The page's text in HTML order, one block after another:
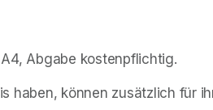
Abgabe kostenpflichtig.
haben, können zusätzlich für